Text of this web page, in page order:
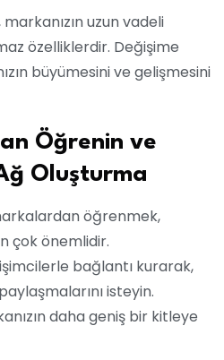
uzun vadeli
özelliklerdir. Değişime
büyümesini ve gelişmesini
Öğrenin ve
Oluşturma
öğrenmek,
çok önemlidir.
bağlantı kurarak,
isteyin.
daha geniş bir kitleye